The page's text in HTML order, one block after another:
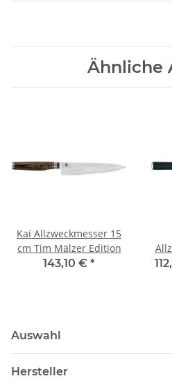
Ähnliche
Kai Allzweckmesser 15
cm Tim Mälzer Edition
143,10 € *
Auswahl
Hersteller